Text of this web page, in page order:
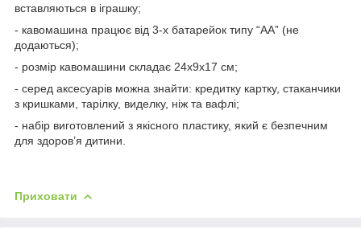
вставляються в іграшку;
- кавомашина працює від 3-х батарейок типу “АА” (не
додаються);
- розмір кавомашини складає 24х9х17 см;
- серед аксесуарів можна знайти: кредитку картку, стаканчики
з кришками, тарілку, виделку, ніж та вафлі;
- набір виготовлений з якісного пластику, який є безпечним
для здоров’я дитини.
Приховати